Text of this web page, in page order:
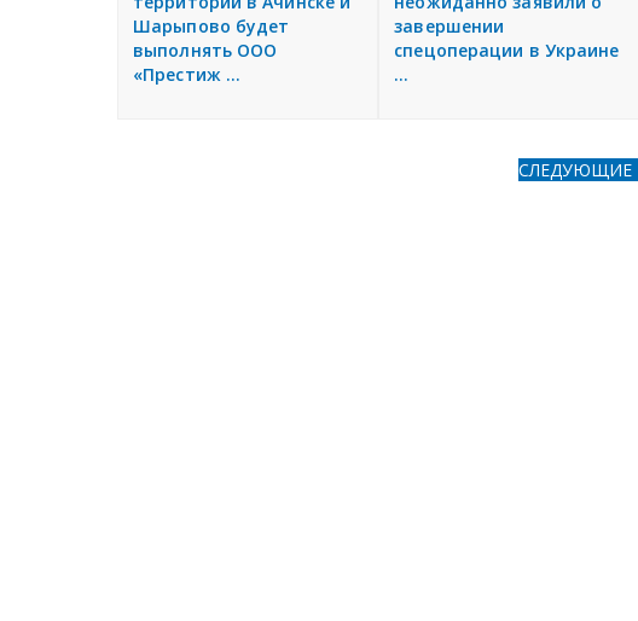
Шарыпово будет
выполнять ООО
«Престиж ...
завершении
спецоперации в Украине
...
СЛЕДУЮЩИЕ